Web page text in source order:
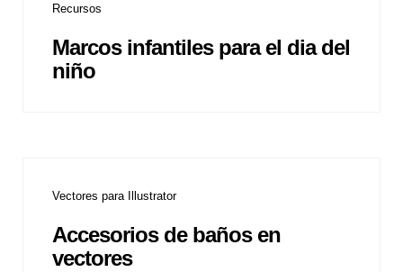
Recursos
Marcos infantiles para el dia del
niño
Vectores para Illustrator
Accesorios de baños en
vectores